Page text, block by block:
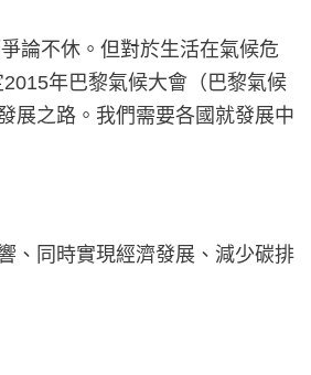
論不休。但對於生活在氣候危
年巴黎氣候大會（巴黎氣候
展之路。我們需要各國就發展中
、同時實現經濟發展、減少碳排